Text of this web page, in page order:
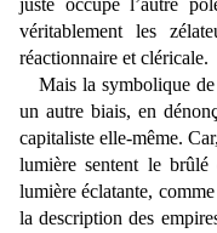
juste occupé l’autre
véritablement les
réactionnaire et cléricale.
Mais la symbolique de
un autre biais, en
capitaliste elle-même.
lumière sentent le
lumière éclatante,
la description des